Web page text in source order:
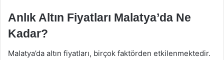
Anlık Altın Fiyatları Malatya’da Ne
Kadar?
Malatya’da altın fiyatları, birçok faktörden etkilenmektedir.